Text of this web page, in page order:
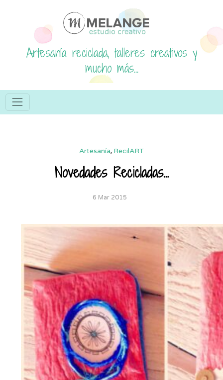
Artesanía reciclada, talleres creativos y
mucho más...
Artesanía, RecilART
Novedades Recicladas…
6 Mar 2015